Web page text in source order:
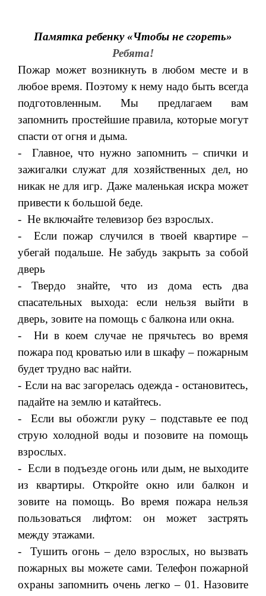
Памятка ребенку «Чтобы не сгореть»
Ребята!
Пожар может возникнуть в любом месте и в
любое время. Поэтому к нему надо быть всегда
подготовленным. Мы предлагаем вам
запомнить простейшие правила, которые могут
спасти от огня и дыма.
- Главное, что нужно запомнить – спички и
зажигалки служат для хозяйственных дел, но
никак не для игр. Даже маленькая искра может
привести к большой беде.
- Не включайте телевизор без взрослых.
- Если пожар случился в твоей квартире –
убегай подальше. Не забудь закрыть за собой
дверь
- Твердо знайте, что из дома есть два
спасательных выхода: если нельзя выйти в
дверь, зовите на помощь с балкона или окна.
- Ни в коем случае не прячьтесь во время
пожара под кроватью или в шкафу – пожарным
будет трудно вас найти.
- Если на вас загорелась одежда - остановитесь,
падайте на землю и катайтесь.
- Если вы обожгли руку – подставьте ее под
струю холодной воды и позовите на помощь
взрослых.
- Если в подъезде огонь или дым, не выходите
из квартиры. Откройте окно или балкон и
зовите на помощь. Во время пожара нельзя
пользоваться лифтом: он может застрять
между этажами.
- Тушить огонь – дело взрослых, но вызвать
пожарных вы можете сами. Телефон пожарной
охраны запомнить очень легко – 01. Назовите